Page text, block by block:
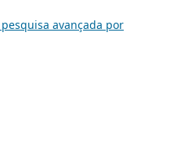
avançada por